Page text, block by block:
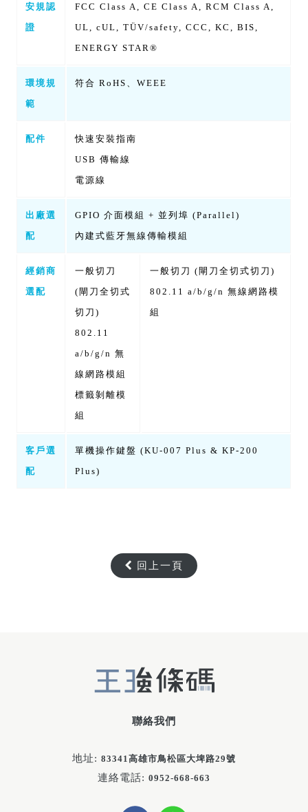
安規認
證
FCC Class A, CE Class A, RCM Class A,
UL, cUL, TÜV/safety, CCC, KC, BIS,
ENERGY STAR®
環境規
範
符合 RoHS、WEEE
配件
快速安裝指南
USB 傳輸線
電源線
出廠選
配
GPIO 介面模組 + 並列埠 (Parallel)
內建式藍牙無線傳輸模組
經銷商
選配
一般切刀
(閘刀全切式
切刀)
802.11
a/b/g/n 無
線網路模組
標籤剝離模
組
一般切刀 (閘刀全切式切刀)
802.11 a/b/g/n 無線網路模
組
客戶選
配
單機操作鍵盤 (KU-007 Plus & KP-200
Plus)
回上一頁
聯絡我們
地址: 83341高雄市鳥松區大埤路29號
連絡電話: 0952-668-663